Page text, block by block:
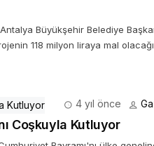
Büyükşehir Belediye
118 milyon liraya mal
4 yıl önce
Coşkuyla Kutluyor